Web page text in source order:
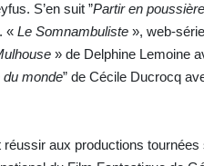
S’en suit ”Partir en
«Le Somnambuliste », web-
» de Delphine Lemoine
monde” de Cécile Ducrocq
aux productions tournées